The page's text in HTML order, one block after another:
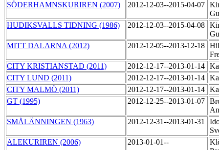
SÖDERHAMNSKURIREN (2007)
2012-12-03--2015-04-07
HUDIKSVALLS TIDNING (1986)
2012-12-03--2015-04-08
MITT DALARNA (2012)
2012-12-05--2013-12-18
CITY KRISTIANSTAD (2011)
2012-12-17--2013-01-14
CITY LUND (2011)
2012-12-17--2013-01-14
CITY MALMÖ (2011)
2012-12-17--2013-01-14
GT (1995)
2012-12-25--2013-01-07
SMÅLÄNNINGEN (1963)
2012-12-31--2013-01-31
ALEKURIREN (2006)
2013-01-01--